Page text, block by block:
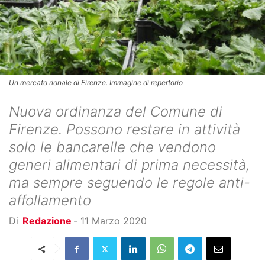
Un mercato rionale di Firenze. Immagine di repertorio
Nuova ordinanza del Comune di
Firenze. Possono restare in attività
solo le bancarelle che vendono
generi alimentari di prima necessità,
ma sempre seguendo le regole anti-
affollamento
Di Redazione - 11 Marzo 2020